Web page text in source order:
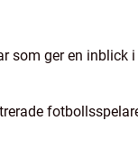
som ger en inblick